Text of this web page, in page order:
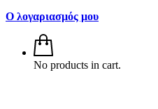
Ο λογαριασμός μου
No products in cart.